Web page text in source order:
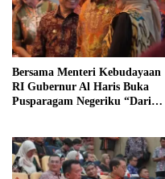
Bersama Menteri Kebudayaan
RI Gubernur Al Haris Buka
Pusparagam Negeriku “Dari